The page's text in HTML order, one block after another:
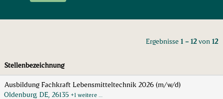
Ergebnisse 1 – 12von 12
Stellenbezeichnung
Ausbildung Fachkraft Lebensmitteltechnik 2026 (m/w/d)
Oldenburg, DE, 26135 +1 weitere …